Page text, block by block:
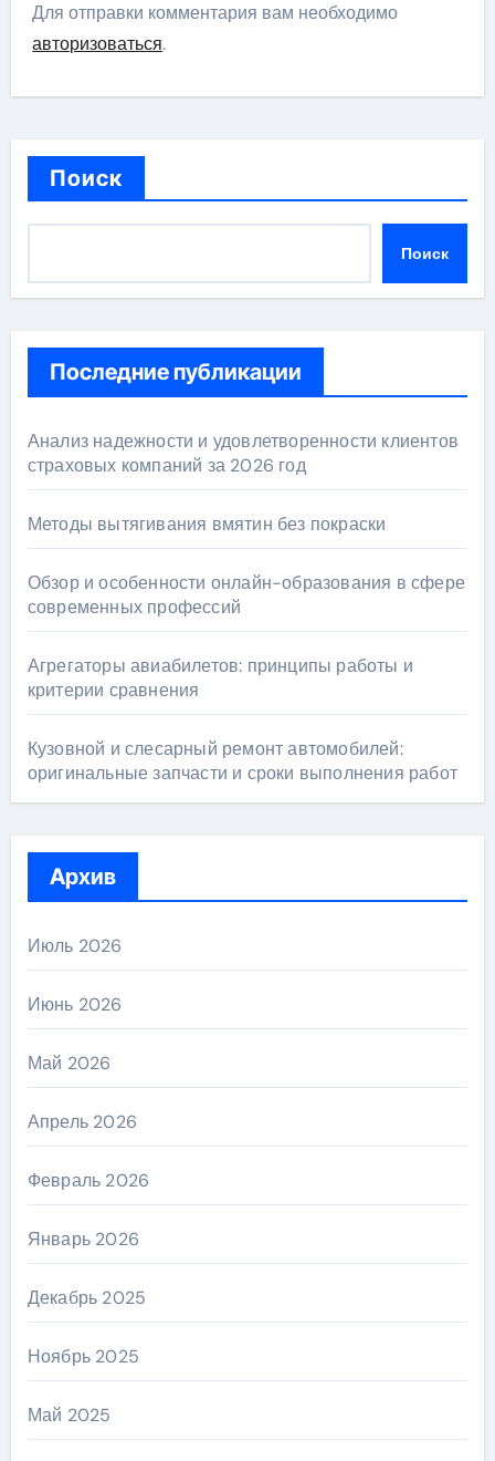
Для отправки комментария вам необходимо
авторизоваться.
Поиск
Поиск
Последние публикации
Анализ надежности и удовлетворенности клиентов
страховых компаний за 2026 год
Методы вытягивания вмятин без покраски
Обзор и особенности онлайн-образования в сфере
современных профессий
Агрегаторы авиабилетов: принципы работы и
критерии сравнения
Кузовной и слесарный ремонт автомобилей:
оригинальные запчасти и сроки выполнения работ
Архив
Июль 2026
Июнь 2026
Май 2026
Апрель 2026
Февраль 2026
Январь 2026
Декабрь 2025
Ноябрь 2025
Май 2025